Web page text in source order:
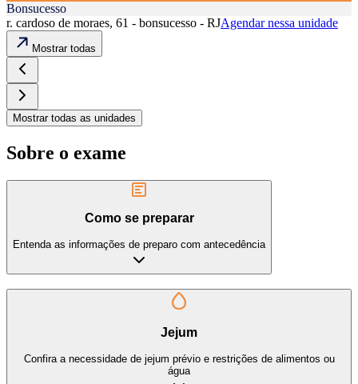
Bonsucesso
r. cardoso de moraes, 61 - bonsucesso - RJAgendar nessa unidade
Mostrar todas
Mostrar todas as unidades
Sobre o exame
Como se preparar
Entenda as informações de preparo com antecedência
Jejum
Confira a necessidade de jejum prévio e restrições de alimentos ou
água